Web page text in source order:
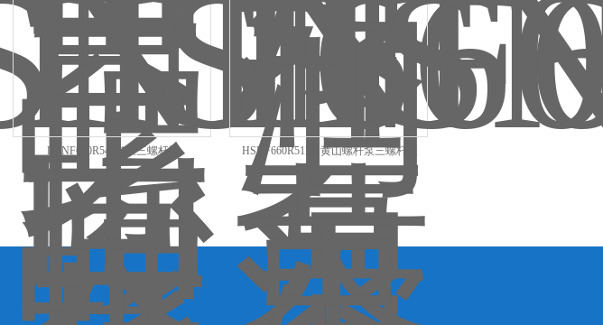
HSNF660R54M1泵三螺杆泵 HSNF660R51M1黄山螺杆泵三螺杆泵